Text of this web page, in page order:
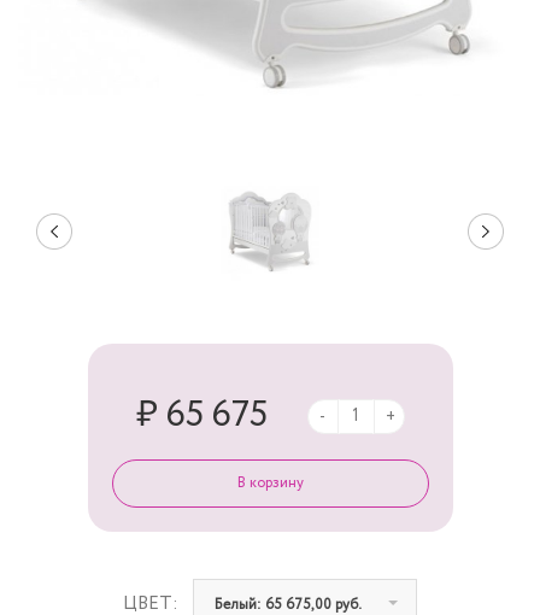
ЦВЕТ: Белый: 65 675,00 руб.
₽ 65 675 - +